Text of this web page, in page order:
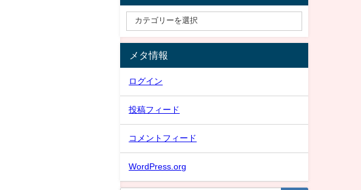
メタ情報
ログイン
投稿フィード
コメントフィード
WordPress.org